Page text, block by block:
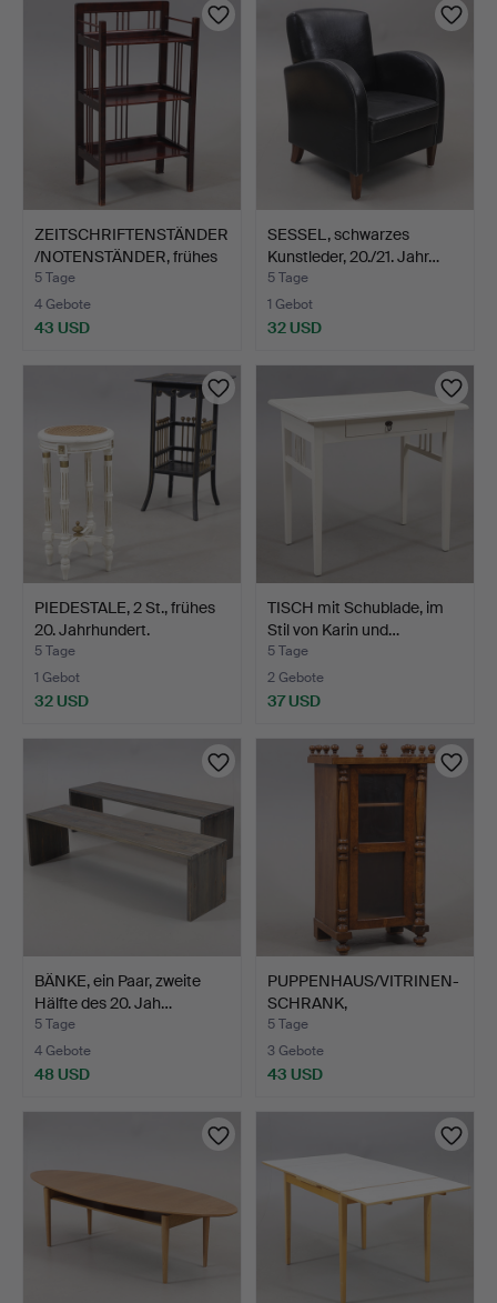
ZEITSCHRIFTENSTÄNDER
/NOTENSTÄNDER, frühes
…
5 Tage
4 Gebote
43 USD
SESSEL, schwarzes
Kunstleder, 20./21. Jahr…
5 Tage
1 Gebot
32 USD
PIEDESTALE, 2 St., frühes
20. Jahrhundert.
5 Tage
1 Gebot
32 USD
TISCH mit Schublade, im
Stil von Karin und…
5 Tage
2 Gebote
37 USD
BÄNKE, ein Paar, zweite
Hälfte des 20. Jah…
5 Tage
4 Gebote
48 USD
PUPPENHAUS/VITRINEN-
SCHRANK,
Neurenaissanc…
5 Tage
3 Gebote
43 USD